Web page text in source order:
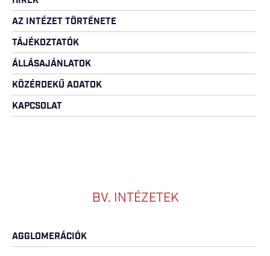
AZ INTÉZET TÖRTÉNETE
TÁJÉKOZTATÓK
ÁLLÁSAJÁNLATOK
KÖZÉRDEKŰ ADATOK
KAPCSOLAT
BV. INTÉZETEK
AGGLOMERÁCIÓK